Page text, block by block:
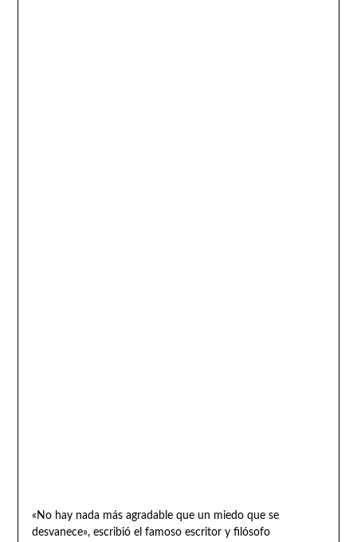
«No hay nada más agradable que un miedo que se
desvanece», escribió el famoso escritor y filósofo